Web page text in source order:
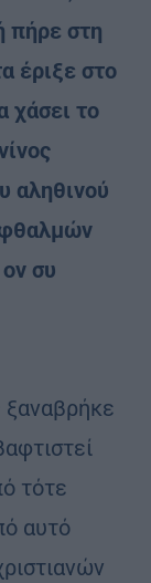
πήρε στη
έριξε στο
χάσει το
αληθινού
συ
τότε
αυτό